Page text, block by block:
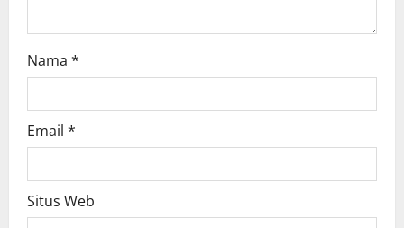
Nama *
Email *
Situs Web